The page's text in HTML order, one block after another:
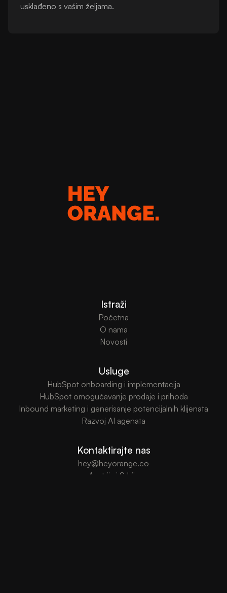
usklađeno s vašim željama.
Istraži
Početna
O nama
Novosti
Usluge
HubSpot onboarding i implementacija
HubSpot omogućavanje prodaje i prihoda
Inbound marketing i generisanje potencijalnih klijenata
Razvoj AI agenata
Kontaktirajte nas
hey@heyorange.co
Austrija i Srbija